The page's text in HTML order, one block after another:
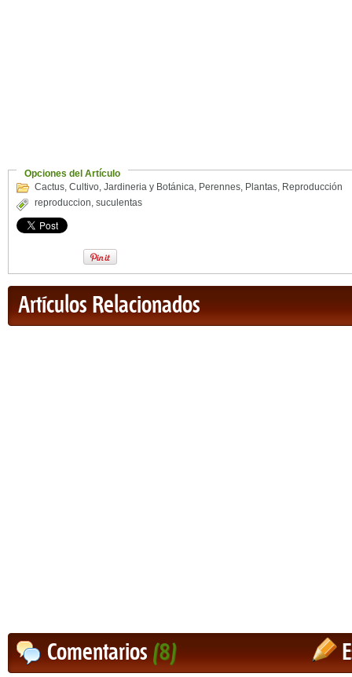
Opciones del Artículo
Cactus, Cultivo, Jardineria y Botánica, Perennes, Plantas, Reproducción
reproduccion, suculentas
Artículos Relacionados
Comentarios(8)